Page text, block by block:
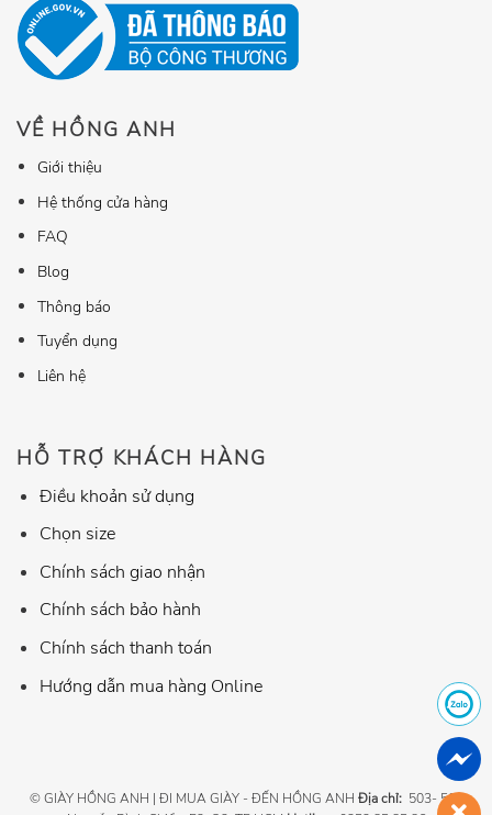
VỀ HỒNG ANH
Giới thiệu
Hệ thống cửa hàng
FAQ
Blog
Thông báo
Tuyển dụng
Liên hệ
HỖ TRỢ KHÁCH HÀNG
Điều khoản sử dụng
Chọn size
Chính sách giao nhận
Chính sách bảo hành
Chính sách thanh toán
Hướng dẫn mua hàng Online
© GIÀY HỒNG ANH | ĐI MUA GIÀY - ĐẾN HỒNG ANH Địa chỉ: 503- 507